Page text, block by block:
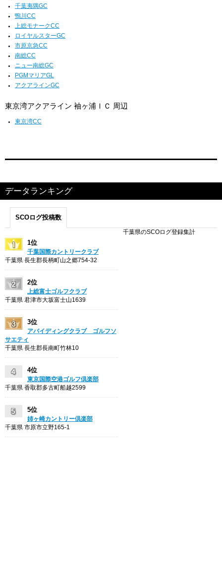
千葉夷隅GC
鴨川CC
上総モナークCC
ロイヤルスターGC
市原京急CC
南総CC
ニュー南総GC
PGMマリアGL
アクアラインGC
東京湾アクアライン 袖ヶ浦ＩＣ 周辺
東京湾CC
データランキング
SCOログ投稿数
千葉県のSCOログ登録集計
1位
千葉国際カントリークラブ
千葉県 長生郡長柄町山之郷754-32
2位
上総富士ゴルフクラブ
千葉県 君津市大坂富士山1639
3位
アバイディングクラブ ゴルフソ
サエティ
千葉県 長生郡長南町竹林10
4位
東京国際空港ゴルフ倶楽部
千葉県 香取郡多古町船越2599
5位
姉ヶ崎カントリー倶楽部
千葉県 市原市立野165-1